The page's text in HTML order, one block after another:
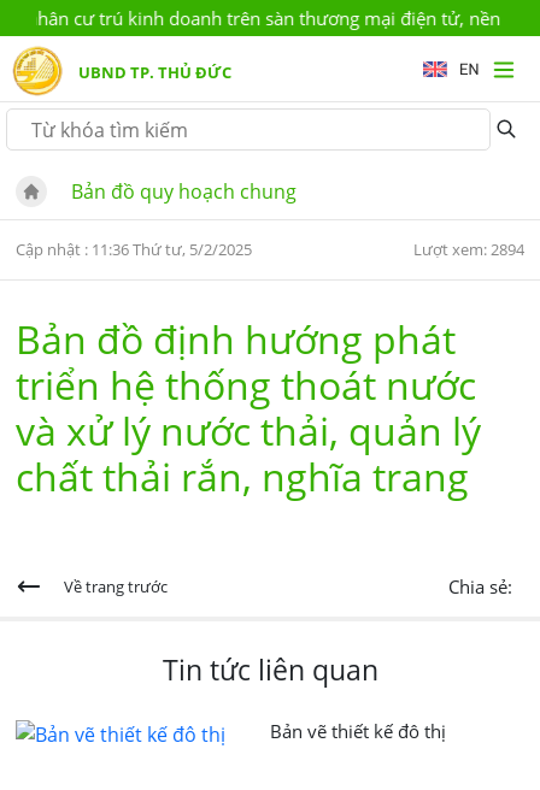
nhân cư trú kinh doanh trên sàn thương mại điện tử, nền
UBND TP. THỦ ĐỨC
Bản đồ quy hoạch chung
Cập nhật : 11:36 Thứ tư, 5/2/2025 Lượt xem: 2894
Bản đồ định hướng phát
triển hệ thống thoát nước
và xử lý nước thải, quản lý
chất thải rắn, nghĩa trang
Về trang trước Chia sẻ:
Tin tức liên quan
Bản vẽ thiết kế đô thị